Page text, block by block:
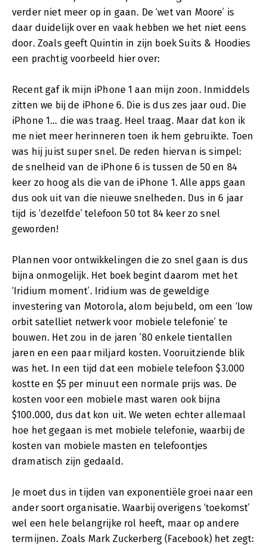
verder niet meer op in gaan. De ‘wet van Moore’ is
daar duidelijk over en vaak hebben we het niet eens
door. Zoals geeft Quintin in zijn boek Suits & Hoodies
een prachtig voorbeeld hier over:
Recent gaf ik mijn iPhone 1 aan mijn zoon. Inmiddels
zitten we bij de iPhone 6. Die is dus zes jaar oud. Die
iPhone 1… die was traag. Heel traag. Maar dat kon ik
me niet meer herinneren toen ik hem gebruikte. Toen
was hij juist super snel. De reden hiervan is simpel:
de snelheid van de iPhone 6 is tussen de 50 en 84
keer zo hoog als die van de iPhone 1. Alle apps gaan
dus ook uit van die nieuwe snelheden. Dus in 6 jaar
tijd is ‘dezelfde’ telefoon 50 tot 84 keer zo snel
geworden!
Plannen voor ontwikkelingen die zo snel gaan is dus
bijna onmogelijk. Het boek begint daarom met het
‘Iridium moment’. Iridium was de geweldige
investering van Motorola, alom bejubeld, om een ‘low
orbit satelliet netwerk voor mobiele telefonie’ te
bouwen. Het zou in de jaren ’80 enkele tientallen
jaren en een paar miljard kosten. Vooruitziende blik
was het. In een tijd dat een mobiele telefoon $3.000
kostte en $5 per minuut een normale prijs was. De
kosten voor een mobiele mast waren ook bijna
$100.000, dus dat kon uit. We weten echter allemaal
hoe het gegaan is met mobiele telefonie, waarbij de
kosten van mobiele masten en telefoontjes
dramatisch zijn gedaald.
Je moet dus in tijden van exponentiële groei naar een
ander soort organisatie. Waarbij overigens ‘toekomst’
wel een hele belangrijke rol heeft, maar op andere
termijnen. Zoals Mark Zuckerberg (Facebook) het zegt: